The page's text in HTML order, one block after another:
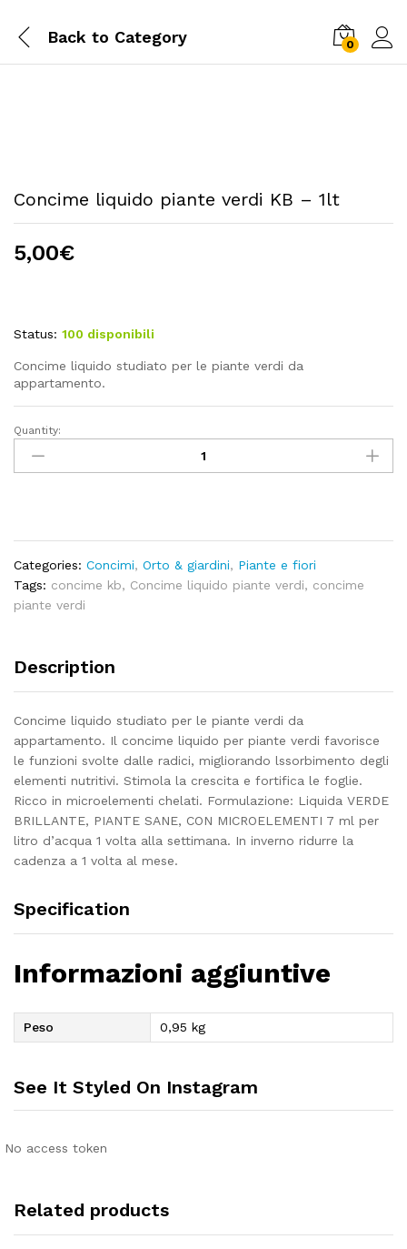
Back to Category 0
Concime liquido piante verdi KB – 1lt
5,00€
Status: 100 disponibili
Concime liquido studiato per le piante verdi da
appartamento.
Concime
liquido
piante
quantity
Quantity:
Categories: Concimi, Orto & giardini, Piante e fiori
Tags: concime kb, Concime liquido piante verdi, concime
piante verdi
Description
Concime liquido studiato per le piante verdi da
appartamento. Il concime liquido per piante verdi favorisce
le funzioni svolte dalle radici, migliorando lssorbimento degli
elementi nutritivi. Stimola la crescita e fortifica le foglie.
Ricco in microelementi chelati. Formulazione: Liquida VERDE
BRILLANTE, PIANTE SANE, CON MICROELEMENTI 7 ml per
litro d’acqua 1 volta alla settimana. In inverno ridurre la
cadenza a 1 volta al mese.
Specification
Informazioni aggiuntive
Peso 0,95 kg
See It Styled On Instagram
No access token
Related products